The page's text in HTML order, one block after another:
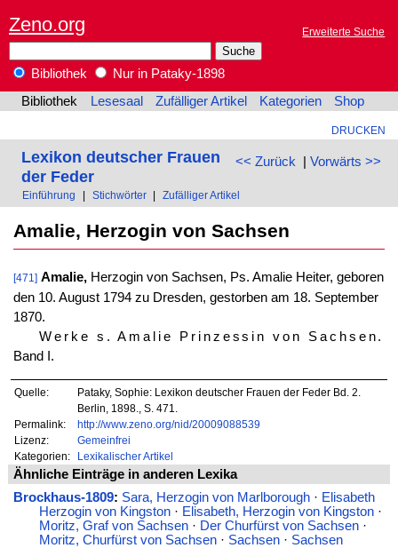
Zeno.org Erweiterte Suche
Bibliothek
Nur in Pataky-1898
Bibliothek
Lesesaal Zufälliger Artikel Kategorien Shop
DRUCKEN
<< Zurück | Vorwärts >>
Lexikon deutscher Frauen
der Feder
Einführung Stichwörter Zufälliger Artikel
Amalie, Herzogin von Sachsen
[471] Amalie,Herzogin von Sachsen, Ps. Amalie Heiter, geboren
den 10. August 1794 zu Dresden, gestorben am 18. September
1870.
Werke s. Amalie Prinzessin von Sachsen.
Band I.
Quelle:
Pataky, Sophie: Lexikon deutscher Frauen der Feder Bd. 2.
Berlin, 1898., S. 471.
Permalink:
http://www.zeno.org/nid/20009088539
Lizenz:
Gemeinfrei
Kategorien:
Lexikalischer Artikel
Ähnliche Einträge in anderen Lexika
Brockhaus-1809: Sara, Herzogin von Marlborough· Elisabeth
Herzogin von Kingston· Elisabeth, Herzogin von Kingston·
Moritz, Graf von Sachsen· Der Churfürst von Sachsen·
Moritz, Churfürst von Sachsen· Sachsen· Sachsen